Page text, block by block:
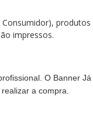
impressos.
O Banner
a compra.